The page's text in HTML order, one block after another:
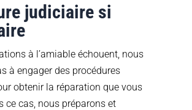
judiciaire si
à l’amiable échouent, nous
à engager des procédures
obtenir la réparation que vous
ce cas, nous préparons et